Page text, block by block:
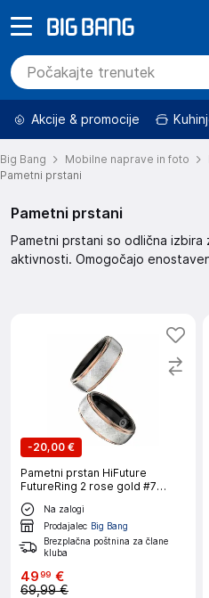
Akcije & promocije
Big Bang Mobilne naprave in foto
Pametni prstani
Pametni prstani
Pametni prstani so odlična izbira
aktivnosti. Omogočajo
-20,00 €
Pametni prstan HiFuture
FutureRing 2 rose gold #7
56mm
Na zalogi
Prodajalec Big Bang
Brezplačna poštnina za člane
kluba
4999 €
69,99 €